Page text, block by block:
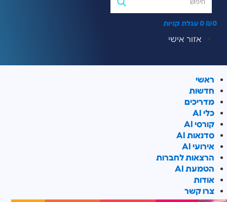
₪
0 עגלת קניות
אזור אישי
ראשי
חדשות
מדריכים
כלי AI
קורסי AI
סדנאות AI
אירועי AI
הרצאות לחברות
הטמעת AI
אודות
צרו קשר